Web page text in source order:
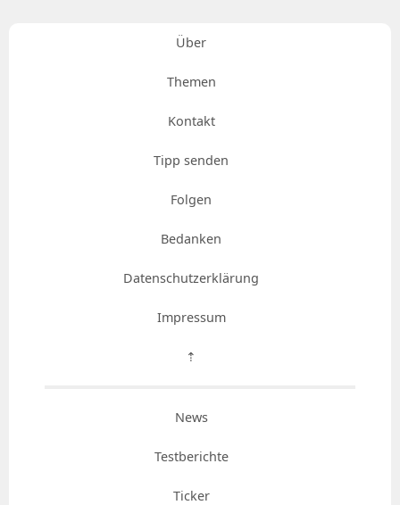
Über
Themen
Kontakt
Tipp senden
Folgen
Bedanken
Datenschutzerklärung
Impressum
⇡
News
Testberichte
Ticker